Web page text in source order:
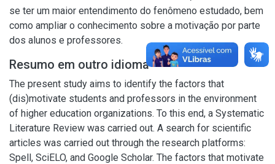
se ter um maior entendimento do fenômeno estudado, bem
como ampliar o conhecimento sobre a motivação por parte
dos alunos e professores.
Resumo em outro idioma
The present study aims to identify the factors that
(dis)motivate students and professors in the environment
of higher education organizations. To this end, a Systematic
Literature Review was carried out. A search for scientific
articles was carried out through the research platforms:
Spell, SciELO, and Google Scholar. The factors that motivate